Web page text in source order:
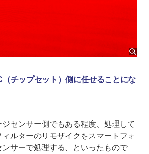
チップセット）側に任せることにな
センサー側でもある程度、処理して
ルターのリモザイクをスマートフォ
ンサーで処理する、といったもので